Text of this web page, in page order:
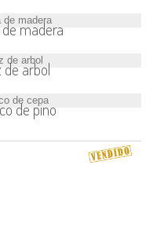
madera
de arbol
de pino